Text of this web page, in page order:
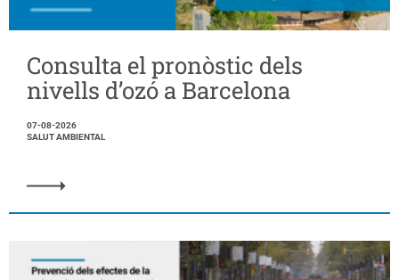
Consulta el pronòstic dels
nivells d’ozó a Barcelona
07-08-2026
SALUT AMBIENTAL